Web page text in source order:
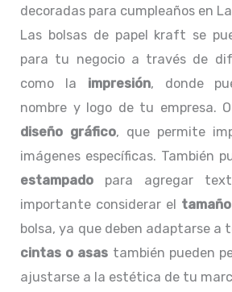
decoradas para cumpleaños en
Las bolsas de papel kraft se
para tu negocio a través de
como la impresión, donde
nombre y logo de tu empresa.
diseño gráfico, que permite
imágenes específicas. También
estampado para agregar
importante considerar el tamaño
bolsa, ya que deben adaptarse a
cintas o asas también pueden
ajustarse a la estética de tu